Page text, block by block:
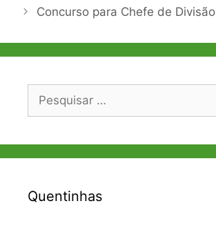
de
Concurso para Chefe de Divisão
Pesquisar
Quentinhas